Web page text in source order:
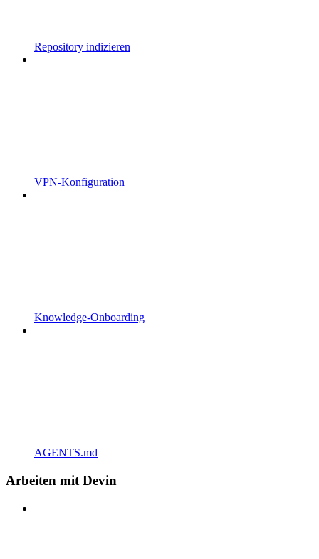
Repository indizieren
VPN-Konfiguration
Knowledge-Onboarding
AGENTS.md
Arbeiten mit Devin